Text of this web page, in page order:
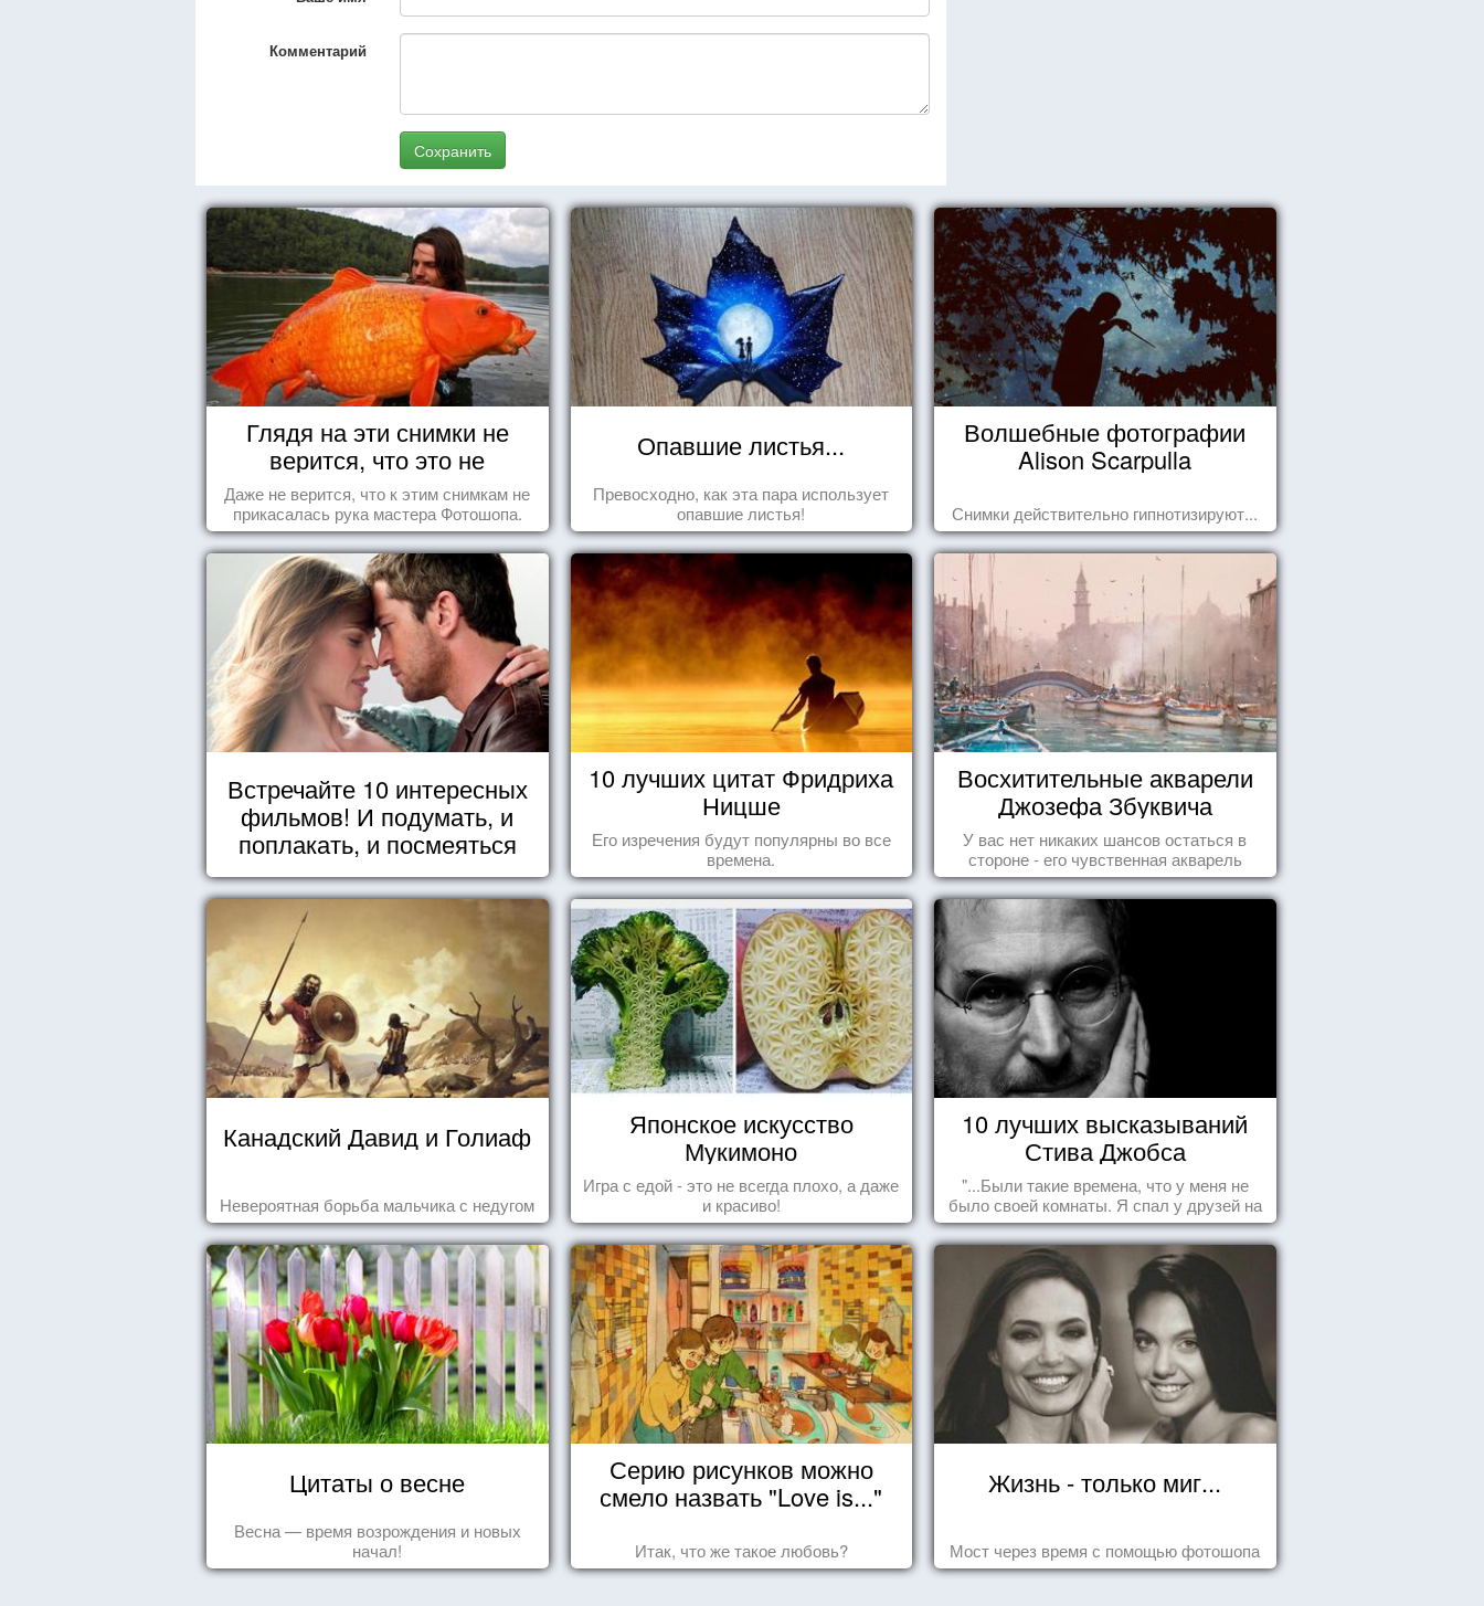
Комментарий
Сохранить
Глядя на эти снимки не
верится, что это не
Фотошоп!
Даже не верится, что к этим снимкам не
прикасалась рука мастера Фотошопа.
Опавшие листья...
Превосходно, как эта пара использует
опавшие листья!
Волшебные фотографии
Alison Scarpulla
Снимки действительно гипнотизируют...
Встречайте 10 интересных
фильмов! И подумать, и
поплакать, и посмеяться
10 лучших цитат Фридриха
Ницше
Его изречения будут популярны во все
времена.
Восхитительные акварели
Джозефа Збуквича
У вас нет никаких шансов остаться в
стороне - его чувственная акварель
покорила жителей всего мира.
Канадский Давид и Голиаф
Невероятная борьба мальчика с недугом
Японское искусство
Мукимоно
Игра с едой - это не всегда плохо, а даже
и красиво!
10 лучших высказываний
Стива Джобса
"...Были такие времена, что у меня не
было своей комнаты. Я спал у друзей на
полу, а для того, чтобы купить еды -
сдавал бутылки из под кока-колы"
Цитаты о весне
Весна — время возрождения и новых
начал!
Серию рисунков можно
смело назвать "Love is..."
Итак, что же такое любовь?
Жизнь - только миг...
Мост через время с помощью фотошопа